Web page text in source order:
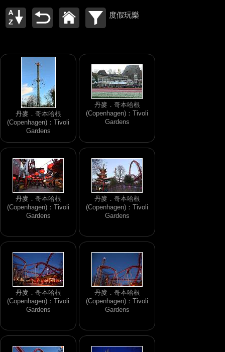
度假玩樂
丹麥．哥本哈根
(Copenhagen)：Tivoli
Gardens
丹麥．哥本哈根
(Copenhagen)：Tivoli
Gardens
丹麥．哥本哈根
(Copenhagen)：Tivoli
Gardens
丹麥．哥本哈根
(Copenhagen)：Tivoli
Gardens
丹麥．哥本哈根
(Copenhagen)：Tivoli
Gardens
丹麥．哥本哈根
(Copenhagen)：Tivoli
Gardens